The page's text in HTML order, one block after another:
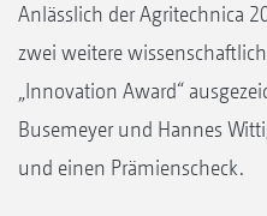
Anlässlich der Agritechnica
zwei weitere
„Innovation Award“
Busemeyer und Hannes
und einen Prämienscheck.